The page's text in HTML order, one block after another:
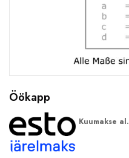
Öökapp
Kuumakse al.